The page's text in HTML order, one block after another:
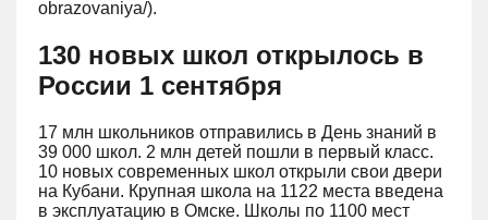
obrazovaniya/).
130 новых школ открылось в
России 1 сентября
17 млн школьников отправились в День знаний в
39 000 школ. 2 млн детей пошли в первый класс.
10 новых современных школ открыли свои двери
на Кубани. Крупная школа на 1122 места введена
в эксплуатацию в Омске. Школы по 1100 мест